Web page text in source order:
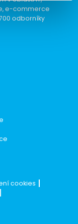
e-commerce
odborníky
cookies